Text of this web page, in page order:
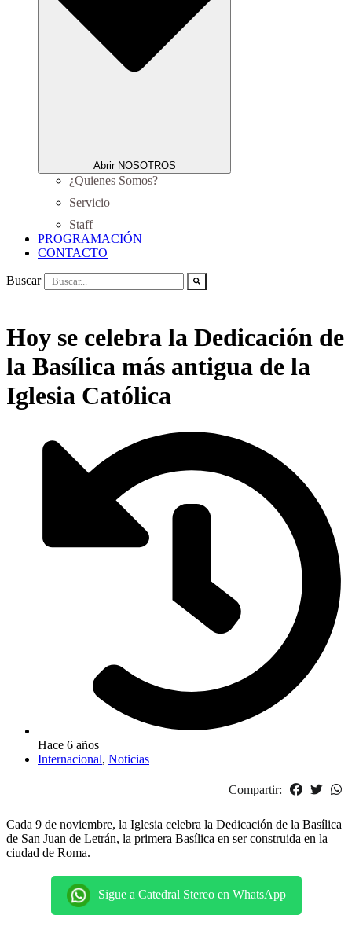
Abrir NOSOTROS
¿Quienes Somos?
Servicio
Staff
PROGRAMACIÓN
CONTACTO
Buscar
Hoy se celebra la Dedicación de
la Basílica más antigua de la
Iglesia Católica
Hace 6 años
Internacional, Noticias
Compartir:
Cada 9 de noviembre, la Iglesia celebra la Dedicación de la Basílica
de San Juan de Letrán, la primera Basílica en ser construida en la
ciudad de Roma.
Sigue a Catedral Stereo en WhatsApp